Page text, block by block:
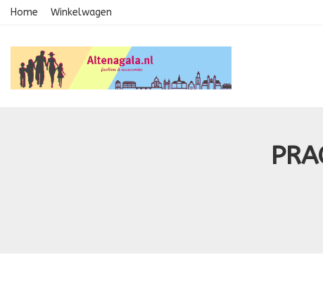
Home Winkelwagen